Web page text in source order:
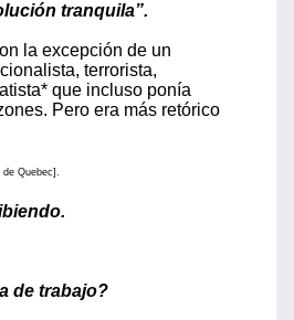
tranquila”.
la excepción de un
terrorista,
que incluso ponía
Pero era más retórico
Quebec].
de trabajo?